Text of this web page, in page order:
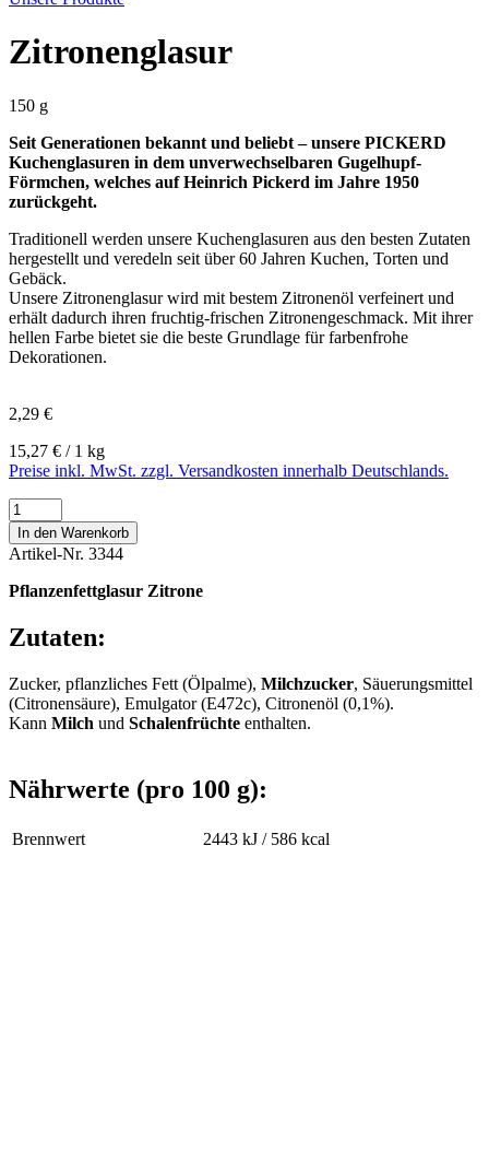
Zitronenglasur
150 g
Seit Generationen bekannt und beliebt – unsere PICKERD
Kuchenglasuren in dem unverwechselbaren Gugelhupf-
Förmchen, welches auf Heinrich Pickerd im Jahre 1950
zurückgeht.
Traditionell werden unsere Kuchenglasuren aus den besten Zutaten
hergestellt und veredeln seit über 60 Jahren Kuchen, Torten und
Gebäck.
Unsere Zitronenglasur wird mit bestem Zitronenöl verfeinert und
erhält dadurch ihren fruchtig-frischen Zitronengeschmack. Mit ihrer
hellen Farbe bietet sie die beste Grundlage für farbenfrohe
Dekorationen.
2,29 €
15,27 € / 1 kg
Preise inkl. MwSt. zzgl. Versandkosten innerhalb Deutschlands.
In den Warenkorb
Artikel-Nr. 3344
Pflanzenfettglasur Zitrone
Zutaten:
Zucker, pflanzliches Fett (Ölpalme), Milchzucker, Säuerungsmittel
(Citronensäure), Emulgator (E472c), Citronenöl (0,1%).
Kann Milch und Schalenfrüchte enthalten.
Nährwerte (pro 100 g):
Brennwert 2443 kJ / 586 kcal